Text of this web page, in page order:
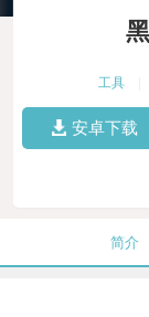
工具
安卓下载
简介